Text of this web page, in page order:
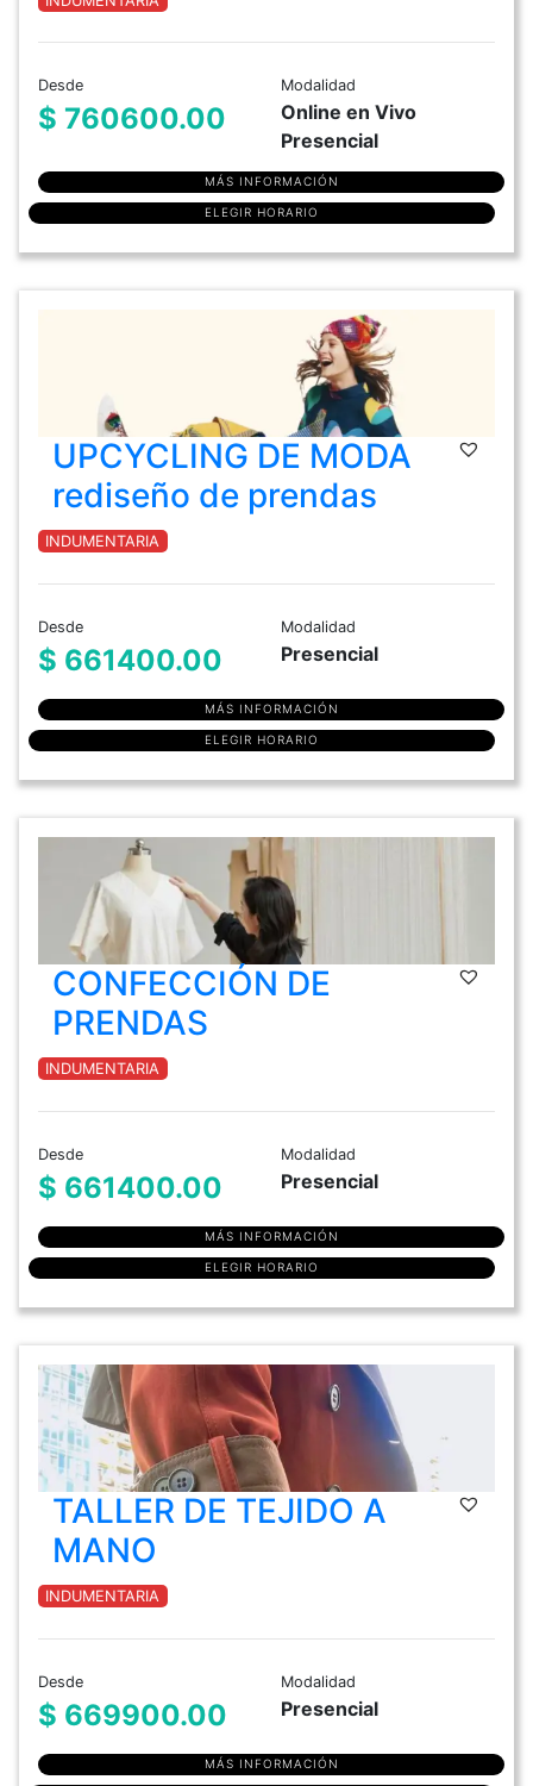
Desde
$ 760600.00
Modalidad
Online en Vivo
Presencial
MÁS INFORMACIÓN
ELEGIR HORARIO
UPCYCLING DE MODA
rediseño de prendas
INDUMENTARIA
Desde
$ 661400.00
Modalidad
Presencial
MÁS INFORMACIÓN
ELEGIR HORARIO
CONFECCIÓN DE
PRENDAS
INDUMENTARIA
Desde
$ 661400.00
Modalidad
Presencial
MÁS INFORMACIÓN
ELEGIR HORARIO
TALLER DE TEJIDO A
MANO
INDUMENTARIA
Desde
$ 669900.00
Modalidad
Presencial
MÁS INFORMACIÓN